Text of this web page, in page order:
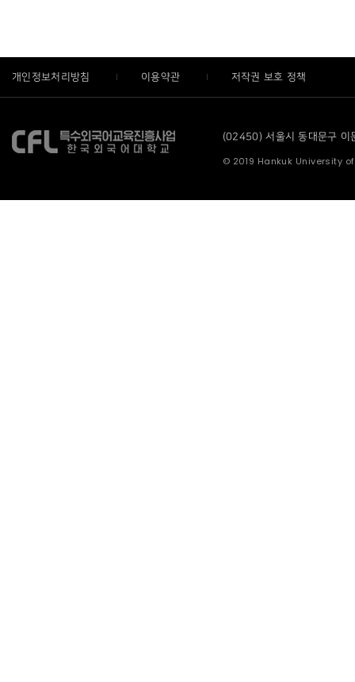
개인정보처리방침 이용약관 저작권 보호 정책
(02450) 서울시 동대문구
© 2019 Hankuk University